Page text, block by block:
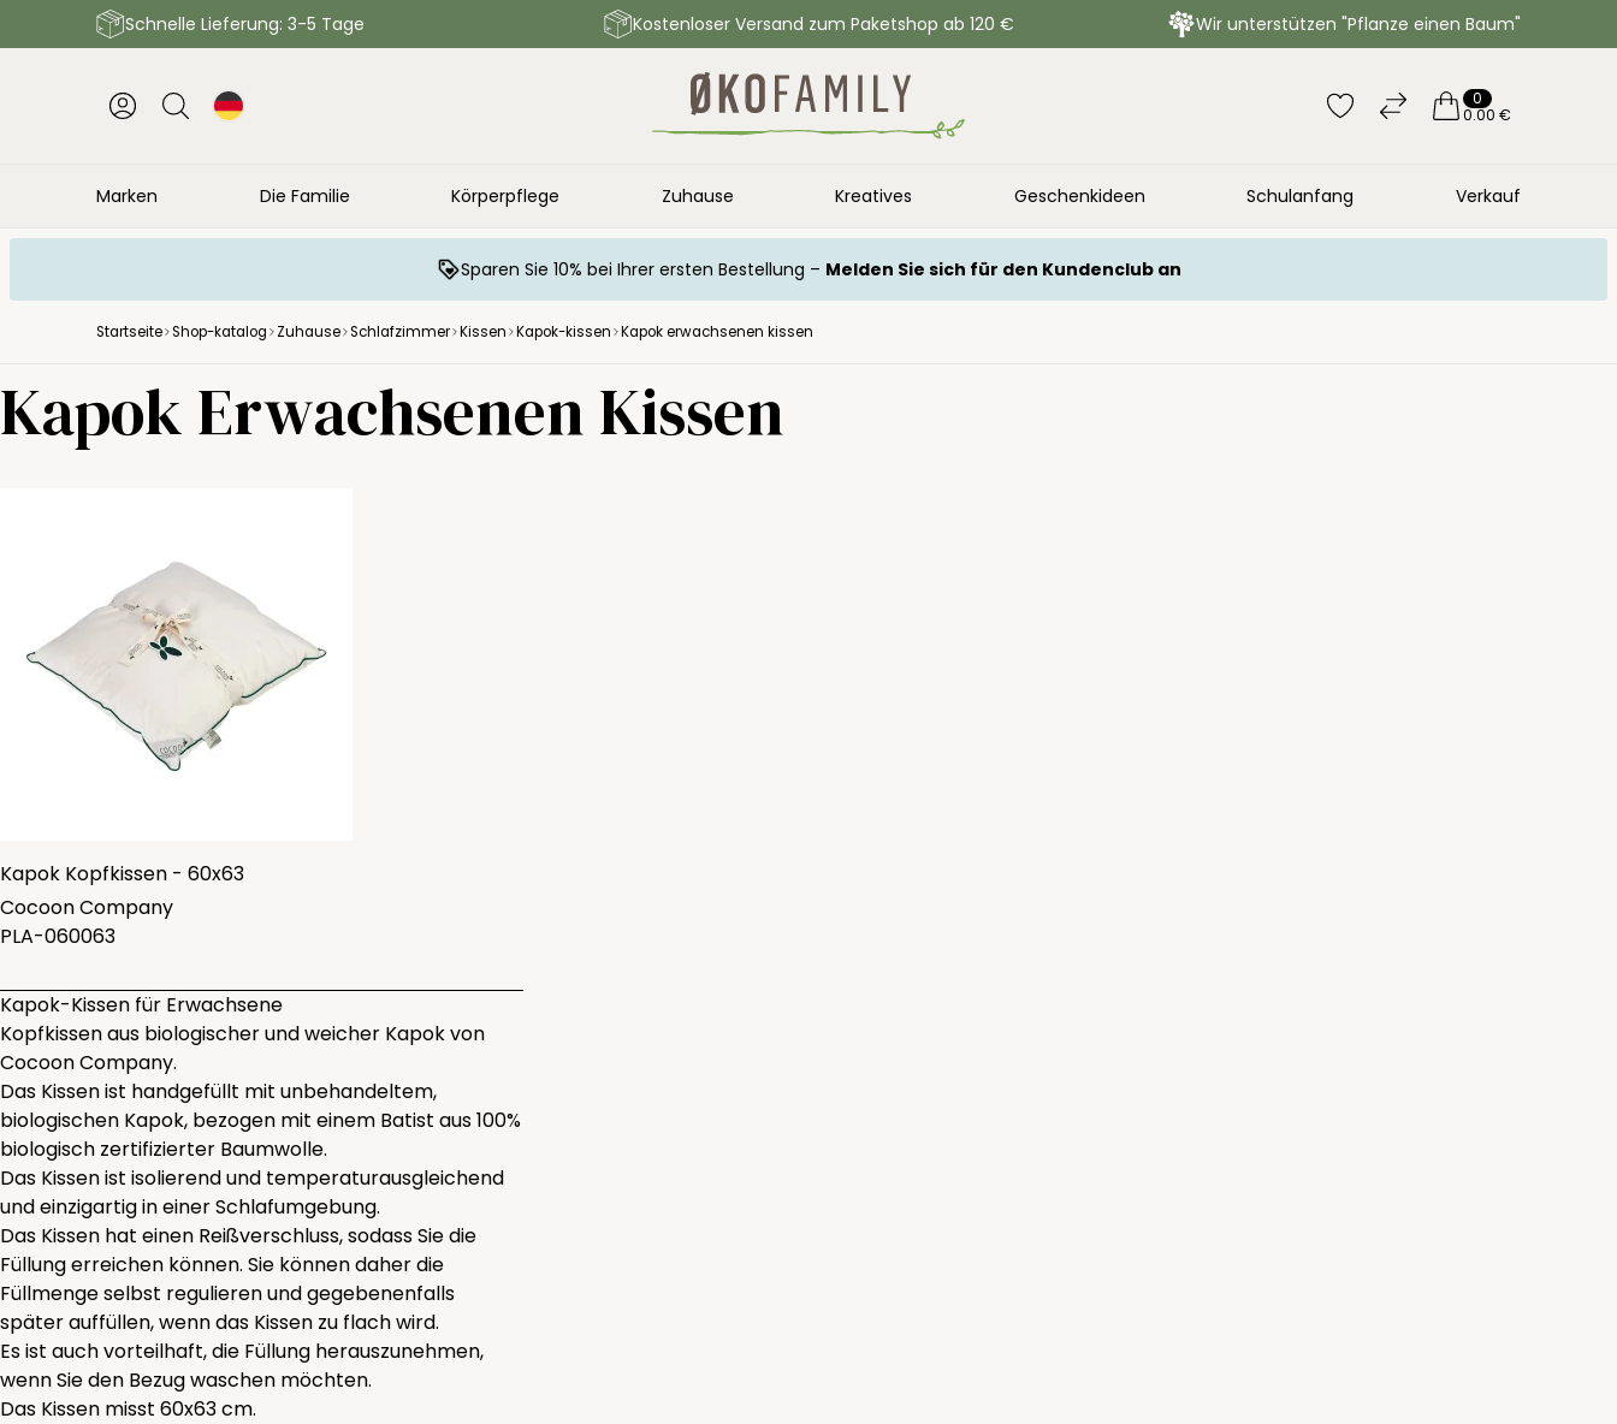
Schnelle Lieferung: 3-5 Tage Kostenloser Versand zum Paketshop ab 120 € Wir unterstützen "Pflanze einen Baum"
0
0.00 €
Marken Die Familie Körperpflege Zuhause Kreatives Geschenkideen Schulanfang Verkauf
Sparen Sie 10% bei Ihrer ersten Bestellung – Melden Sie sich für den Kundenclub an
Startseite Shop-katalog Zuhause Schlafzimmer Kissen Kapok-kissen Kapok erwachsenen kissen
Kapok Erwachsenen Kissen
Kapok Kopfkissen - 60x63
Cocoon Company
PLA-060063
Kapok-Kissen für Erwachsene
Kopfkissen aus biologischer und weicher Kapok von
Cocoon Company.
Das Kissen ist handgefüllt mit unbehandeltem,
biologischen Kapok, bezogen mit einem Batist aus 100%
biologisch zertifizierter Baumwolle.
Das Kissen ist isolierend und temperaturausgleichend
und einzigartig in einer Schlafumgebung.
Das Kissen hat einen Reißverschluss, sodass Sie die
Füllung erreichen können. Sie können daher die
Füllmenge selbst regulieren und gegebenenfalls
später auffüllen, wenn das Kissen zu flach wird.
Es ist auch vorteilhaft, die Füllung herauszunehmen,
wenn Sie den Bezug waschen möchten.
Das Kissen misst 60x63 cm.